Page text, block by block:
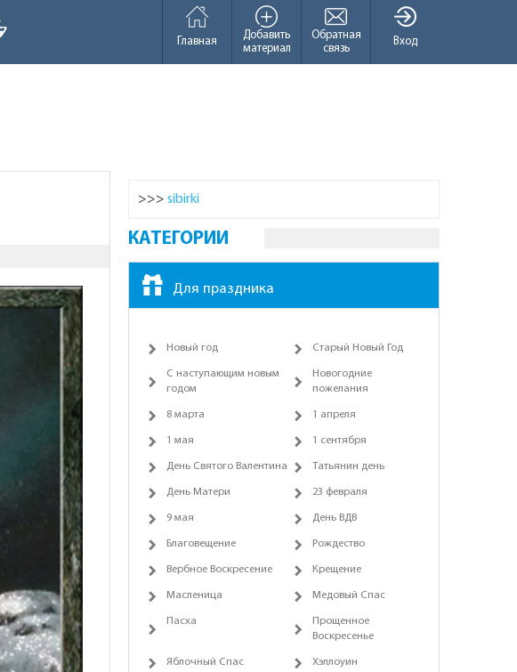
Вход
Обратная
связь
Добавить
материал
Главная
>>> sibirki
КАТЕГОРИИ
Для праздника
Новый год Старый Новый Год
С наступающим новым
годом
Новогодние
пожелания
8 марта 1 апреля
1 мая 1 сентября
День Святого Валентина Татьянин день
День Матери 23 февраля
9 мая День ВДВ
Благовещение Рождество
Вербное Воскресение Крещение
Масленица Медовый Спас
Пасха
Прощенное
Воскресенье
Яблочный Спас Хэллоуин